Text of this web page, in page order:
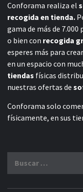
Conforama realiza el
recogida en tienda.
gama de más de 7.000
o bien con recogida
esperes más para
en un espacio con
tiendas físicas
nuestras ofertas de
Conforama solo
físicamente, en sus